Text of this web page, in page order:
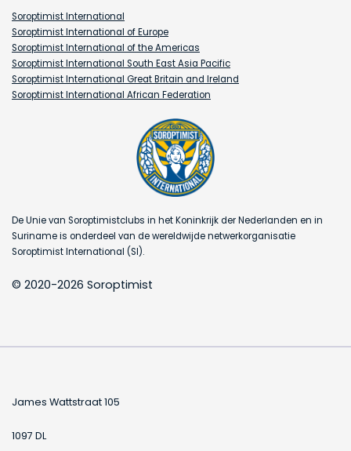
Soroptimist International
Soroptimist International of Europe
Soroptimist International of the Americas
Soroptimist International South East Asia Pacific
Soroptimist International Great Britain and Ireland
Soroptimist International African Federation
De Unie van Soroptimistclubs in het Koninkrijk der Nederlanden en in
Suriname is onderdeel van de wereldwijde netwerkorganisatie
Soroptimist International (SI).
© 2020-2026 Soroptimist
James Wattstraat 105
1097 DL